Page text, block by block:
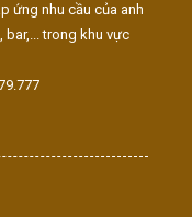
ứng nhu cầu của anh
trong khu vực